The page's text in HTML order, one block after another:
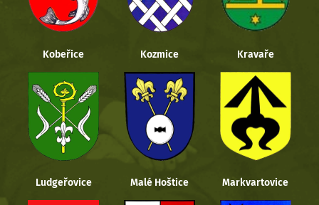
Kobeřice Kozmice Kravaře
Ludgeřovice Malé Hoštice Markvartovice